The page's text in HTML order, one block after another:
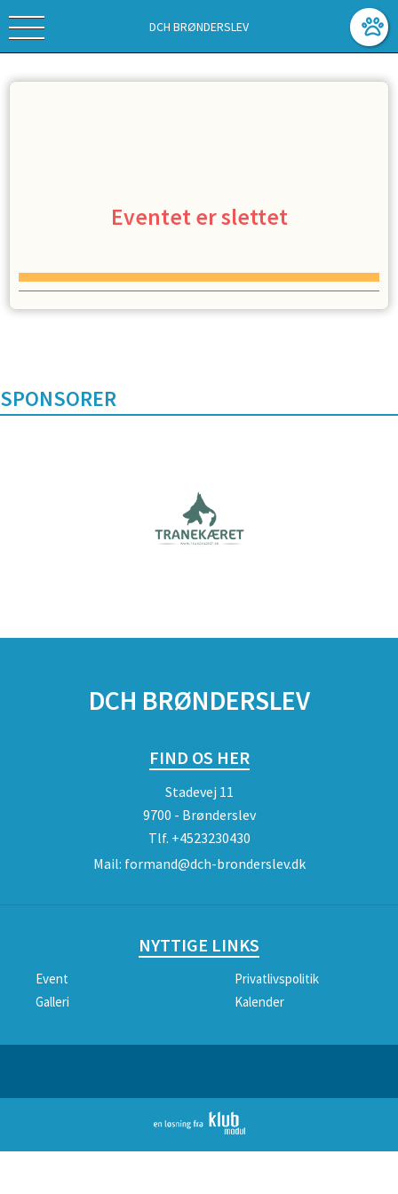
DCH BRØNDERSLEV
Eventet er slettet
SPONSORER
DCH BRØNDERSLEV
FIND OS HER
Stadevej 11
9700 - Brønderslev
Tlf. +4523230430
Mail: formand@dch-bronderslev.dk
NYTTIGE LINKS
Event
Privatlivspolitik
Galleri
Kalender